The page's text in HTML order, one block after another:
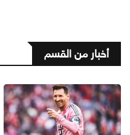
أخبار من القسم